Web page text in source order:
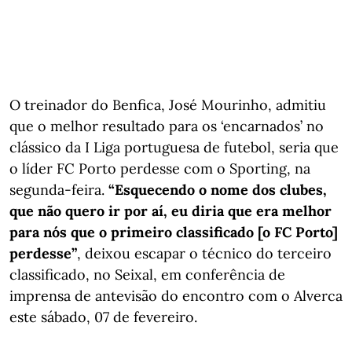
O treinador do Benfica, José Mourinho, admitiu
que o melhor resultado para os ‘encarnados’ no
clássico da I Liga portuguesa de futebol, seria que
o líder FC Porto perdesse com o Sporting, na
segunda-feira. “Esquecendo o nome dos clubes,
que não quero ir por aí, eu diria que era melhor
para nós que o primeiro classificado [o FC Porto]
perdesse”, deixou escapar o técnico do terceiro
classificado, no Seixal, em conferência de
imprensa de antevisão do encontro com o Alverca
este sábado, 07 de fevereiro.